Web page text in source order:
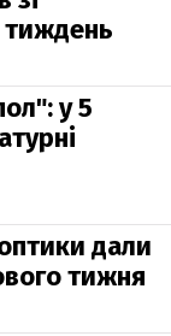
тиждень
у 5
дали
тижня